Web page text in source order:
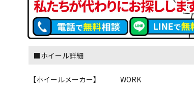
■ホイール詳細
【ホイールメーカー】
WORK